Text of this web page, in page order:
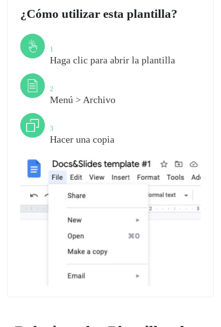
¿Cómo utilizar esta plantilla?
1
Haga clic para abrir la plantilla
2
Menú > Archivo
3
Hacer una copia